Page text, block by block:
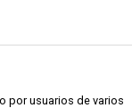
por usuarios de varios